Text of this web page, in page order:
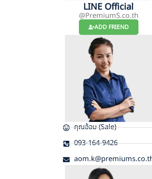
LINE Official
@PremiumS.co.th
ADD FRIEND
คุณอ้อม (Sale)
093-164-9426